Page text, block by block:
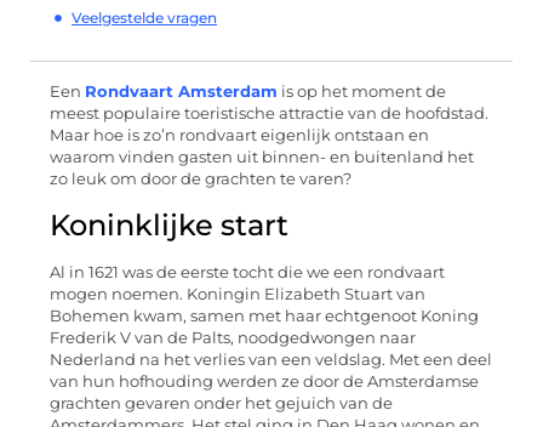
Veelgestelde vragen
Een Rondvaart Amsterdam is op het moment de
meest populaire toeristische attractie van de hoofdstad.
Maar hoe is zo’n rondvaart eigenlijk ontstaan en
waarom vinden gasten uit binnen- en buitenland het
zo leuk om door de grachten te varen?
Koninklijke start
Al in 1621 was de eerste tocht die we een rondvaart
mogen noemen. Koningin Elizabeth Stuart van
Bohemen kwam, samen met haar echtgenoot Koning
Frederik V van de Palts, noodgedwongen naar
Nederland na het verlies van een veldslag. Met een deel
van hun hofhouding werden ze door de Amsterdamse
grachten gevaren onder het gejuich van de